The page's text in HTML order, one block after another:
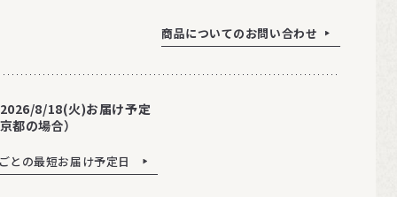
商品についてのお問い合わせ
8/18(火)お届け予定
都の場合）
との最短お届け予定日